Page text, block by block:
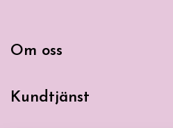
Om oss
Kundtjänst